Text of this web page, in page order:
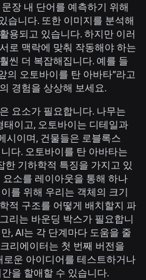
장 내 단어를 예측하기 위해
습니다. 또한 이미지를 분석해
용되고 있습니다. 하지만 이러
로 맥락에 맞춰 작동해야 하는
씬 더 복잡해집니다. 예를 들
의 오토바이를 탄 아바타”라고
경험을 상상해 보세요.
요소가 필요합니다. 나무는
이고, 오토바이는 디테일과
시이며, 건물들은 로블록스
다. 오토바이를 탄 아바타는
한 기하학적 특징을 가지고 있
소를 레이아웃을 통해 하나
를 위해 우리는 객체의 크기
적 구조를 어떻게 배치할지 파
리는 바운딩 박스가 필요합니
, AI는 각 단계마다 도움을 줄
리에이터는 첫 번째 버전을
운 아이디어를 테스트하거나
을 할애할 수 있습니다.